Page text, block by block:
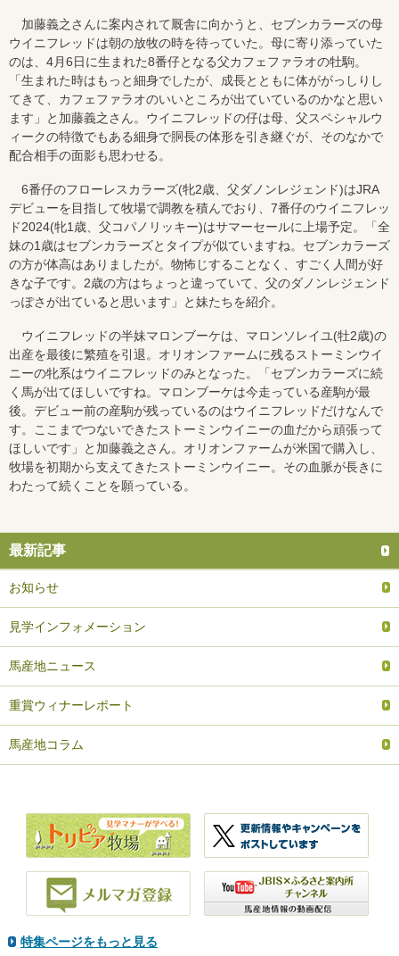
加藤義之さんに案内されて厩舎に向かうと、セブンカラーズの母
ウイニフレッドは朝の放牧の時を待っていた。母に寄り添っていた
のは、4月6日に生まれた8番仔となる父カフェファラオの牡駒。
「生まれた時はもっと細身でしたが、成長とともに体ががっしりし
てきて、カフェファラオのいいところが出ていているのかなと思い
ます」と加藤義之さん。ウイニフレッドの仔は母、父スペシャルウ
ィークの特徴でもある細身で胴長の体形を引き継ぐが、そのなかで
配合相手の面影も思わせる。
6番仔のフローレスカラーズ(牝2歳、父ダノンレジェンド)はJRA
デビューを目指して牧場で調教を積んでおり、7番仔のウイニフレッ
ド2024(牝1歳、父コパノリッキー)はサマーセールに上場予定。「全
妹の1歳はセブンカラーズとタイプが似ていますね。セブンカラーズ
の方が体高はありましたが。物怖じすることなく、すごく人間が好
きな子です。2歳の方はちょっと違っていて、父のダノンレジェンド
っぽさが出ていると思います」と妹たちを紹介。
ウイニフレッドの半妹マロンブーケは、マロンソレイユ(牡2歳)の
出産を最後に繁殖を引退。オリオンファームに残るストーミンウイ
ニーの牝系はウイニフレッドのみとなった。「セブンカラーズに続
く馬が出てほしいですね。マロンブーケは今走っている産駒が最
後。デビュー前の産駒が残っているのはウイニフレッドだけなんで
す。ここまでつないできたストーミンウイニーの血だから頑張って
ほしいです」と加藤義之さん。オリオンファームが米国で購入し、
牧場を初期から支えてきたストーミンウイニー。その血脈が長きに
わたって続くことを願っている。
最新記事
お知らせ
見学インフォメーション
馬産地ニュース
重賞ウィナーレポート
馬産地コラム
特集ページをもっと見る